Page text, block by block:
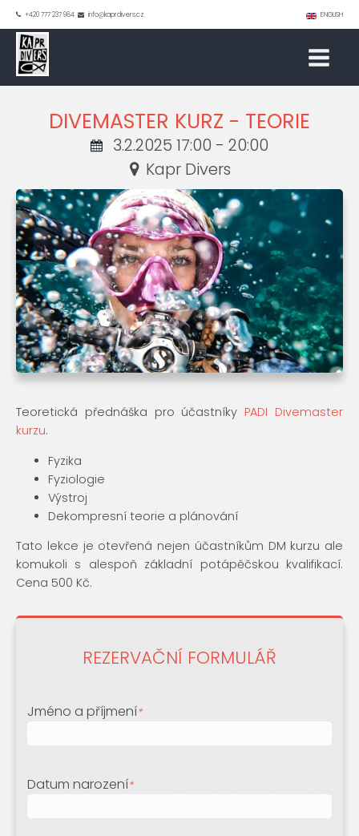
+420 777 237 984 info@kaprdivers.cz ENGLISH
DIVEMASTER KURZ - TEORIE
3.2.2025 17:00 - 20:00
Kapr Divers
Teoretická přednáška pro účastníky PADI Divemaster
kurzu.
Fyzika
Fyziologie
Výstroj
Dekompresní teorie a plánování
Tato lekce je otevřená nejen účastníkům DM kurzu ale
komukoli s alespoň základní potápěčskou kvalifikací.
Cena 500 Kč.
REZERVAČNÍ FORMULÁŘ
Jméno a příjmení*
Datum narození*